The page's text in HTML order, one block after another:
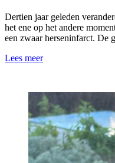
Dertien jaar geleden
het ene op het andere
een zwaar herseninfarct. De
Lees meer